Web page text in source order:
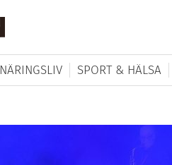
NÄRINGSLIV SPORT & HÄLSA